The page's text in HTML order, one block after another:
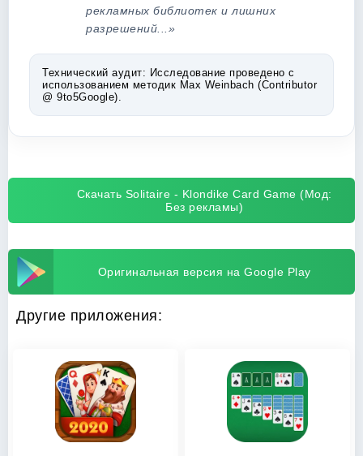
рекламных библиотек и лишних
разрешений...»
Технический аудит: Исследование проведено с
использованием методик Max Weinbach (Contributor
@ 9to5Google).
Скачать Solitaire - Klondike Card Game (Мод:
Без рекламы)
Оригинальная версия на Google Play
Другие приложения: